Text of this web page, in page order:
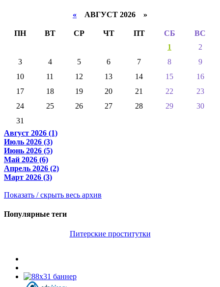
« АВГУСТ 2026 »
ПН ВТ СР ЧТ ПТ СБ
ВС
1
2
3
4 5 6 7 8
9
10
11 12 13 14 15
16
17
18 19 20 21 22
23
24
25 26 27 28 29
30
31
Август 2026 (1)
Июль 2026 (3)
Июнь 2026 (5)
Май 2026 (6)
Апрель 2026 (2)
Март 2026 (3)
Показать / скрыть весь архив
Популярные теги
Питерские проститутки